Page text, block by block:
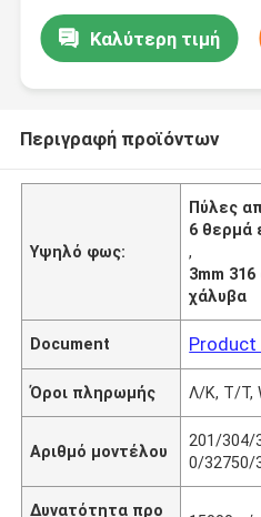
Καλύτερη τιμή
Περιγραφή προϊόντων
Υψηλό φως:
Πύλες
6 θερμά
,
3mm
χάλυβα
Document Product
Όροι πληρωμής Λ/Κ, Τ/Τ,
Αριθμό μοντέλου
201/304/
0/32750/
Δυνατότητα προ